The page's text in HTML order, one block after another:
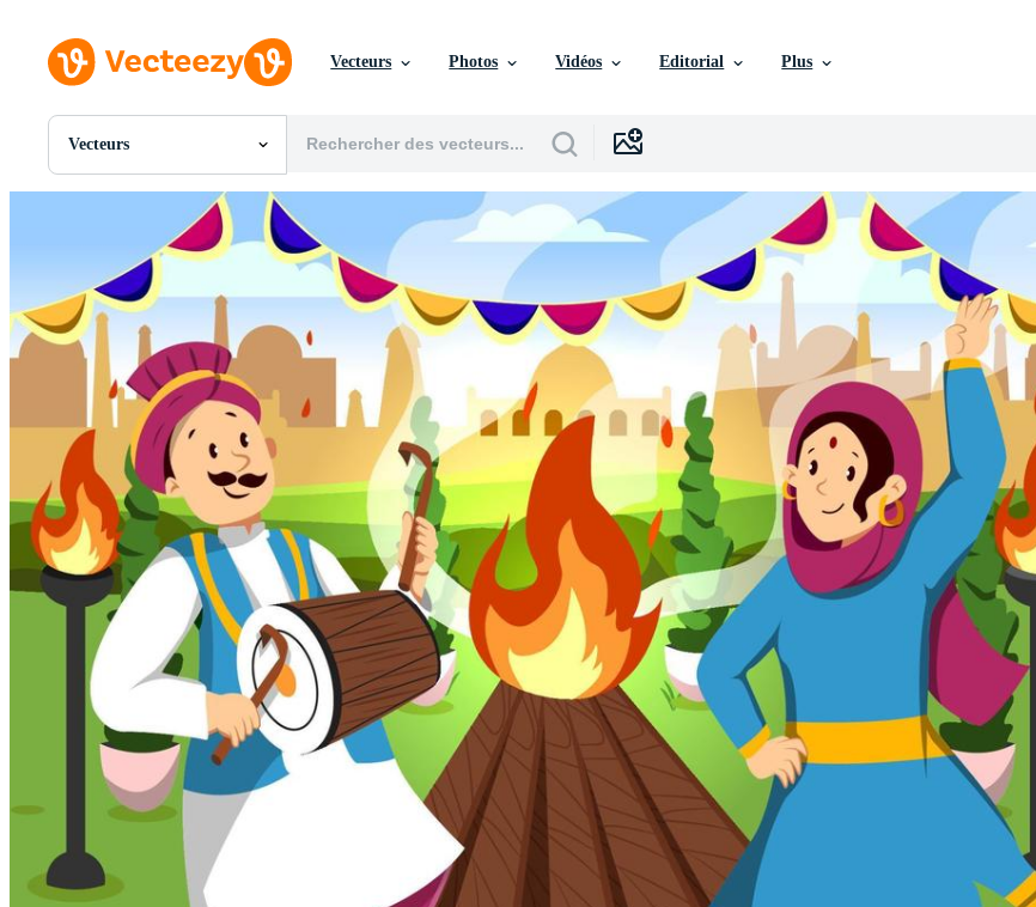
Vecteurs Photos Vidéos Editorial Plus
Vecteurs
Toutes Images
SVGs
Modèles
Vecteurs
Vidéos
Motion graphics
Images Éditoriales
Événements Éditoriaux